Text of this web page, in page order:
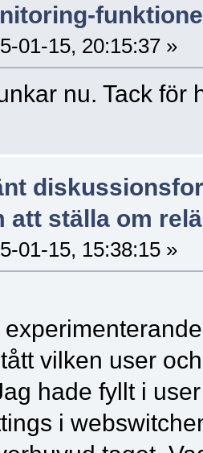
01-15, 20:15:37 »
nu. Tack för
att ställa om
01-15, 15:38:15 »
vilken user
hade fyllt i
i